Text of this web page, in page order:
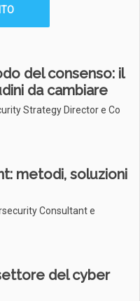
del consenso: il
da cambiare
Strategy Director e Co
metodi, soluzioni
Consultant e
del cyber